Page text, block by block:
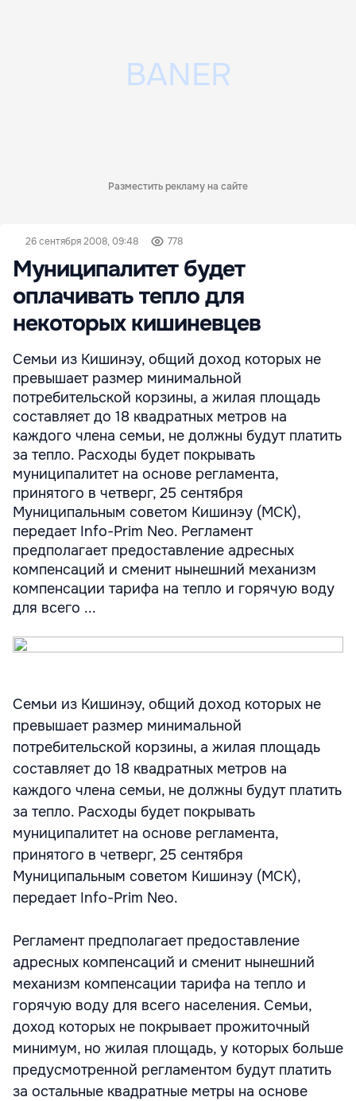
Разместить рекламу на сайте
26 сентября 2008, 09:48 778
Муниципалитет будет
оплачивать тепло для
некоторых кишиневцев
Семьи из Кишинэу, общий доход которых не
превышает размер минимальной
потребительской корзины, а жилая площадь
составляет до 18 квадратных метров на
каждого члена семьи, не должны будут платить
за тепло. Расходы будет покрывать
муниципалитет на основе регламента,
принятого в четверг, 25 сентября
Муниципальным советом Кишинэу (МСК),
передает Info-Prim Neo. Регламент
предполагает предоставление адресных
компенсаций и сменит нынешний механизм
компенсации тарифа на тепло и горячую воду
для всего ...
Семьи из Кишинэу, общий доход которых не
превышает размер минимальной
потребительской корзины, а жилая площадь
составляет до 18 квадратных метров на
каждого члена семьи, не должны будут платить
за тепло. Расходы будет покрывать
муниципалитет на основе регламента,
принятого в четверг, 25 сентября
Муниципальным советом Кишинэу (МСК),
передает Info-Prim Neo.
Регламент предполагает предоставление
адресных компенсаций и сменит нынешний
механизм компенсации тарифа на тепло и
горячую воду для всего населения. Семьи,
доход которых не покрывает прожиточный
минимум, но жилая площадь, у которых больше
предусмотренной регламентом будут платить
за остальные квадратные метры на основе